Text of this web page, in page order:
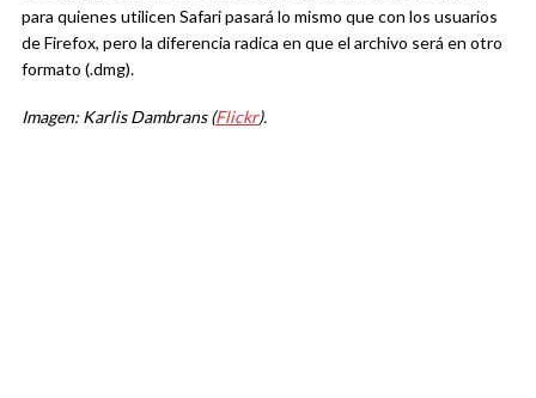
para quienes utilicen Safari pasará lo mismo que con los usuarios
de Firefox, pero la diferencia radica en que el archivo será en otro
formato (.dmg).
Imagen: Karlis Dambrans (Flickr).